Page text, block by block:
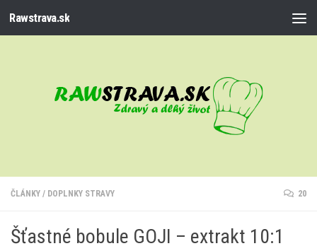
Preskočiť na obsah
Rawstrava.sk
ČLÁNKY / DOPLNKY STRAVY 20
Šťastné bobule GOJI – extrakt 10:1